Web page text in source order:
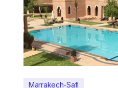
Marrakech-Safi